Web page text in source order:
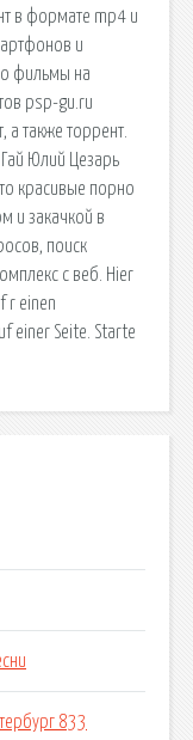
в формате mp4 и
и
фильмы на
psp-gu.ru
а также торрент.
Юлий Цезарь
красивые порно
и закачкой в
поиск
с веб. Hier
r einen
einer Seite. Starte
833